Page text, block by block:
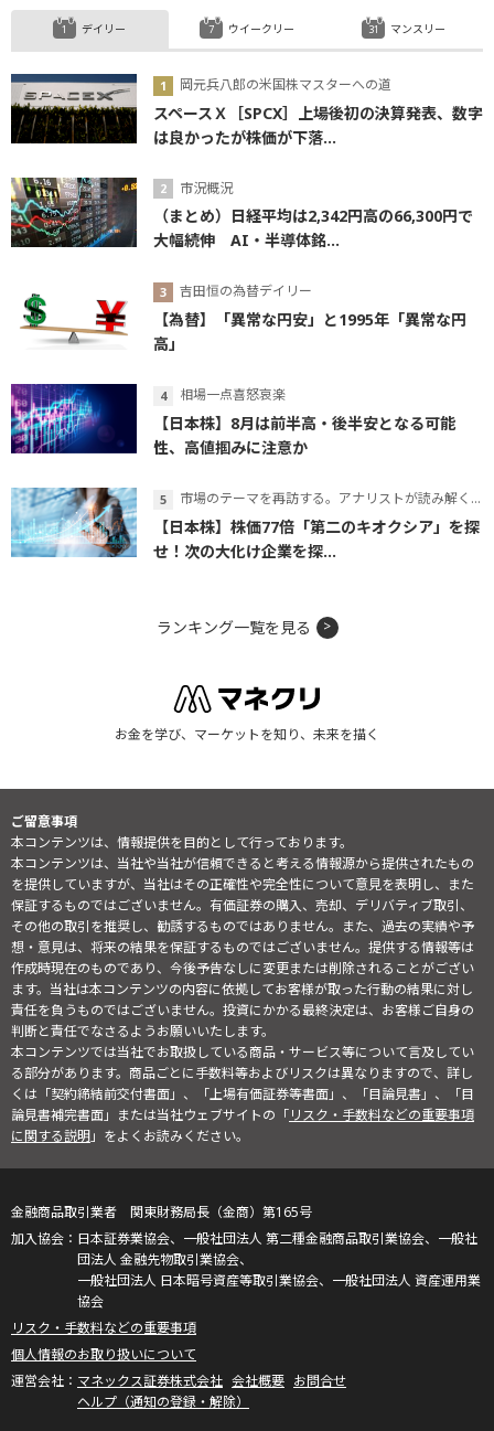
デイリー
岡元兵八郎の米国株マスターへの道
スペースＸ［SPCX］上場後初の決算発表、数字
は良かったが株価が下落...
市況概況
（まとめ）日経平均は2,342円高の66,300円で
大幅続伸 AI・半導体銘...
吉田恒の為替デイリー
【為替】「異常な円安」と1995年「異常な円
高」
相場一点喜怒哀楽
【日本株】8月は前半高・後半安となる可能
性、高値掴みに注意か
市場のテーマを再訪する。アナリストが読み解くテーマの本質
【日本株】株価77倍「第二のキオクシア」を探
せ！次の大化け企業を探...
ウイークリー マンスリー
ランキング一覧を見る
お金を学び、マーケットを知り、未来を描く
ご留意事項
本コンテンツは、情報提供を目的として行っております。
本コンテンツは、当社や当社が信頼できると考える情報源から提供されたもの
を提供していますが、当社はその正確性や完全性について意見を表明し、また
保証するものではございません。有価証券の購入、売却、デリバティブ取引、
その他の取引を推奨し、勧誘するものではありません。また、過去の実績や予
想・意見は、将来の結果を保証するものではございません。提供する情報等は
作成時現在のものであり、今後予告なしに変更または削除されることがござい
ます。当社は本コンテンツの内容に依拠してお客様が取った行動の結果に対し
責任を負うものではございません。投資にかかる最終決定は、お客様ご自身の
判断と責任でなさるようお願いいたします。
本コンテンツでは当社でお取扱している商品・サービス等について言及してい
る部分があります。商品ごとに手数料等およびリスクは異なりますので、詳し
くは「契約締結前交付書面」、「上場有価証券等書面」、「目論見書」、「目
論見書補完書面」または当社ウェブサイトの「リスク・手数料などの重要事項
に関する説明」をよくお読みください。
金融商品取引業者 関東財務局長（金商）第165号
日本証券業協会、一般社団法人 第二種金融商品取引業協会、一般社
団法人 金融先物取引業協会、
一般社団法人 日本暗号資産等取引業協会、一般社団法人 資産運用業
協会
リスク・手数料などの重要事項
個人情報のお取り扱いについて
マネックス証券株式会社 会社概要 お問合せ
ヘルプ（通知の登録・解除）